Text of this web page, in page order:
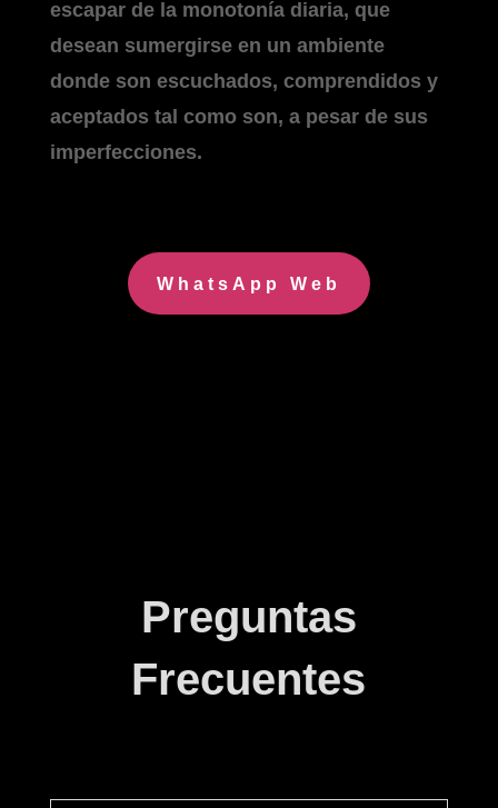
escapar de la monotonía diaria, que
desean sumergirse en un ambiente
donde son escuchados, comprendidos y
aceptados tal como son, a pesar de sus
imperfecciones.
WhatsApp Web
Preguntas
Frecuentes